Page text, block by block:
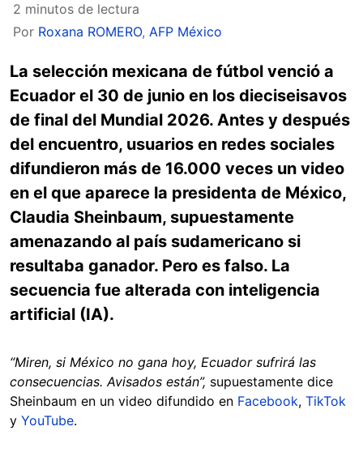
2 minutos de lectura
Por Roxana ROMERO, AFP México
La selección mexicana de fútbol venció a
Ecuador el 30 de junio en los dieciseisavos
de final del Mundial 2026. Antes y después
del encuentro, usuarios en redes sociales
difundieron más de 16.000 veces un video
en el que aparece la presidenta de México,
Claudia Sheinbaum, supuestamente
amenazando al país sudamericano si
resultaba ganador. Pero es falso. La
secuencia fue alterada con inteligencia
artificial (IA).
“Miren, si México no gana hoy, Ecuador sufrirá las
consecuencias. Avisados están”, supuestamente dice
Sheinbaum en un video difundido en Facebook, TikTok
y YouTube.